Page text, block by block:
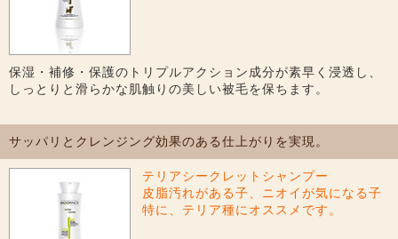
保湿・補修・保護のトリプルアクション成分が素早く浸透し、
しっとりと滑らかな肌触りの美しい被毛を保ちます。
サッパリとクレンジング効果のある仕上がりを実現。
テリアシークレットシャンプー
皮脂汚れがある子、ニオイが気になる子
特に、テリア種にオススメです。